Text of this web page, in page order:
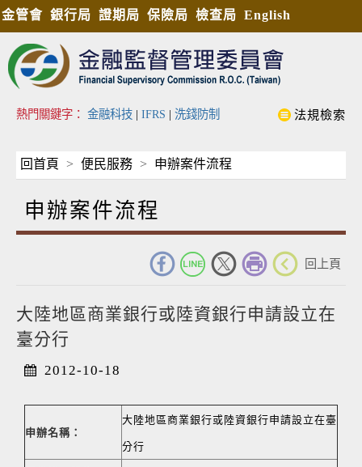
金管會 銀行局 證期局 保險局 檢查局 English
熱門關鍵字： 金融科技 | IFRS | 洗錢防制 法規檢索
回首頁 便民服務 申辦案件流程
申辦案件流程
回上頁
大陸地區商業銀行或陸資銀行申請設立在
臺分行
2012-10-18
申辦名稱：
大陸地區商業銀行或陸資銀行申請設立在臺
分行